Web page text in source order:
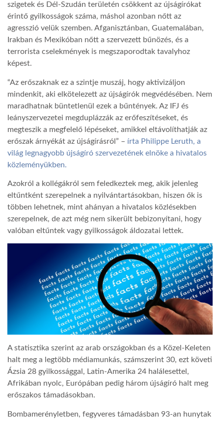
GLOBOZSARU
GLOBOBOOK
szigetek és Dél-Szudán területén csökkent az újságírókat
érintő gyilkosságok száma, máshol azonban nőtt az
agresszió velük szemben. Afganisztánban, Guatemalában,
Irakban és Mexikóban nőtt a szervezett bűnözés, és a
terrorista cselekmények is megszaporodtak tavalyhoz
képest.
“Az erőszaknak ez a szintje muszáj, hogy aktivizáljon
mindenkit, aki elkötelezett az újságírók megvédésében. Nem
maradhatnak büntetlenül ezek a bűntények. Az IFJ és
leányszervezetei megduplázzák az erőfeszítéseket, és
megteszik a megfelelő lépéseket, amikkel eltávolíthatják az
erőszak árnyékát az újságírásról” – írta Philippe Leruth, a
világ legnagyobb újságíró szervezetének elnöke a hivatalos
közleményükben.
Azokról a kollégákról sem feledkeztek meg, akik jelenleg
eltűntként szerepelnek a nyilvántartásokban, hiszen ők is
többen lehetnek, mint ahányan a hivatalos közlésekben
szerepelnek, de azt még nem sikerült bebizonyítani, hogy
valóban eltűntek vagy gyilkosságok áldozatai lettek.
A statisztika szerint az arab országokban és a Közel-Keleten
halt meg a legtöbb médiamunkás, számszerint 30, ezt követi
Ázsia 28 gyilkossággal, Latin-Amerika 24 halálesettel,
Afrikában nyolc, Európában pedig három újságíró halt meg
erőszakos támadásokban.
Bombamerényletben, fegyveres támadásban 93-an hunytak